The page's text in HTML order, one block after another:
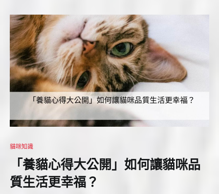
貓咪知識
「養貓心得大公開」如何讓貓咪品
質生活更幸福？